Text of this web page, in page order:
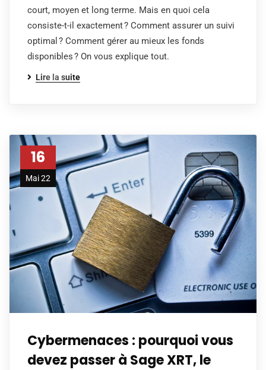
court, moyen et long terme. Mais en quoi cela
consiste-t-il exactement ? Comment assurer un suivi
optimal ? Comment gérer au mieux les fonds
disponibles ? On vous explique tout.
Lire la suite
16
Mai 22
Cybermenaces : pourquoi vous
devez passer à Sage XRT, le